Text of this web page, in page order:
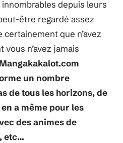
depuis leurs
être regardé assez
certainement que n’avez
n’avez jamais
un nombre
de tous les horizons, de
a même pour les
des animes de
etc…